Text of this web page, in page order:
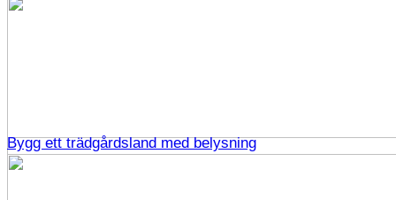
Bygg ett trädgårdsland med belysning